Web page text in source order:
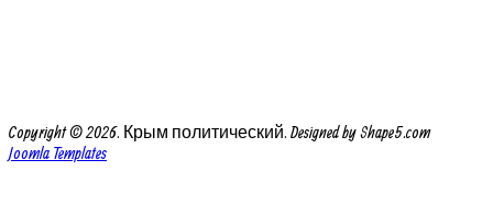
Copyright © 2026. Крым политический. Designed by Shape5.com
Joomla Templates